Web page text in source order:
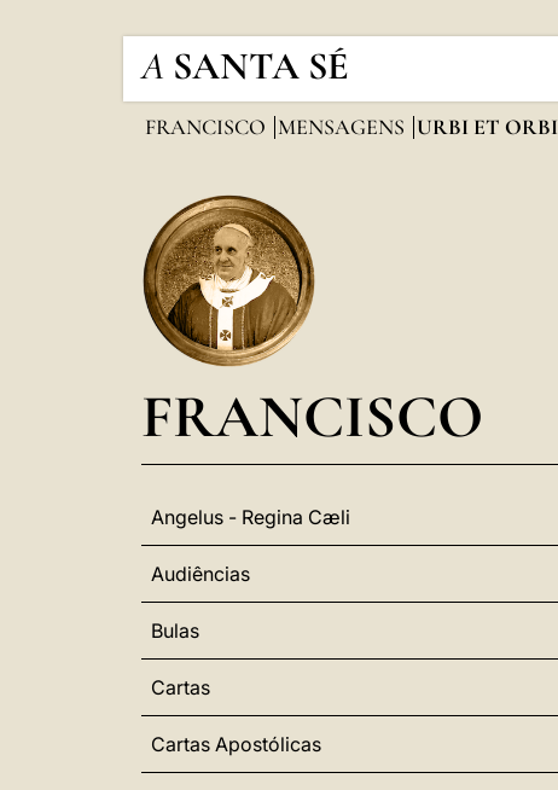
A SANTA SÉ
FRANCISCO MENSAGENS URBI ET ORBI
FRANCISCO
Angelus - Regina Cæli
Audiências
Bulas
Cartas
Cartas Apostólicas